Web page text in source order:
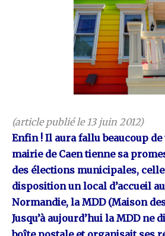
(article publié le 13 juin 2012)
Enfin ! Il aura fallu beaucoup
mairie de Caen tienne sa
des élections municipales,
disposition un local d’accueil
Normandie, la MDD (Maison
Jusqu’à aujourd’hui la MDD ne